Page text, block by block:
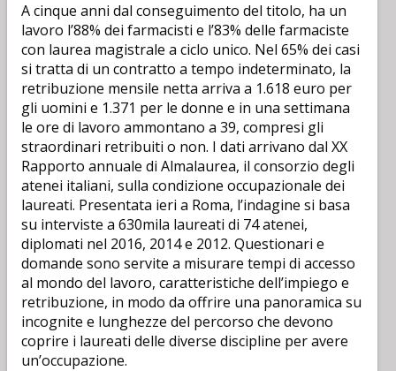
A cinque anni dal conseguimento del titolo, ha un
lavoro l’88% dei farmacisti e l’83% delle farmaciste
con laurea magistrale a ciclo unico. Nel 65% dei casi
si tratta di un contratto a tempo indeterminato, la
retribuzione mensile netta arriva a 1.618 euro per
gli uomini e 1.371 per le donne e in una settimana
le ore di lavoro ammontano a 39, compresi gli
straordinari retribuiti o non. I dati arrivano dal XX
Rapporto annuale di Almalaurea, il consorzio degli
atenei italiani, sulla condizione occupazionale dei
laureati. Presentata ieri a Roma, l’indagine si basa
su interviste a 630mila laureati di 74 atenei,
diplomati nel 2016, 2014 e 2012. Questionari e
domande sono servite a misurare tempi di accesso
al mondo del lavoro, caratteristiche dell’impiego e
retribuzione, in modo da offrire una panoramica su
incognite e lunghezze del percorso che devono
coprire i laureati delle diverse discipline per avere
un’occupazione.